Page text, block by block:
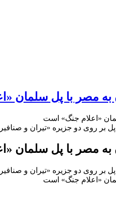
به مصر با پل سلمان
«اعلام جنگ» است
بر روی دو جزیره «تیران و
به مصر با پل سلمان
بر روی دو جزیره «تیران و
«اعلام جنگ» است